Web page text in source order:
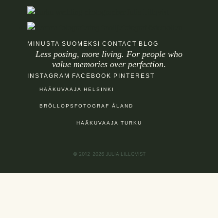
MINUSTA SUOMEKSI CONTACT BLOG
Less posing, more living. For people who
value memories over perfection.
INSTAGRAM FACEBOOK PINTEREST
HÄÄKUVAAJA HELSINKI
BRÖLLOPSFOTOGRAF ÅLAND
HÄÄKUVAAJA TURKU
© 2012-2026 JULIA LILLQVIST